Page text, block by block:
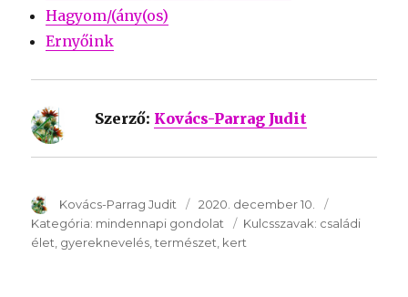
Hagyom/(ány(os)
Ernyőink
Szerző: Kovács-Parrag Judit
SzerzÅ
Kovács-Parrag Judit Közzétéve:
2020. december 10.
Kategória: Kategória:
mindennapi gondolat Kulcsszavak: Kulcsszavak:
családi
élet gyereknevelés természet kert